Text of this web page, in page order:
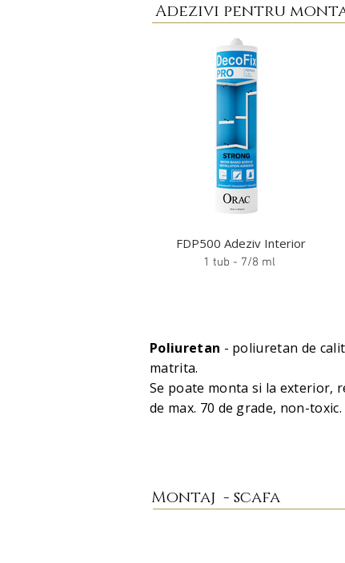
Adezivi pentru
FDP500 Adeziv Interior
1 tub - 7/8 ml
Poliuretan - poliuretan de
matrita.
Se poate monta si la exterior,
de max. 70 de grade, non-
Montaj - scafa